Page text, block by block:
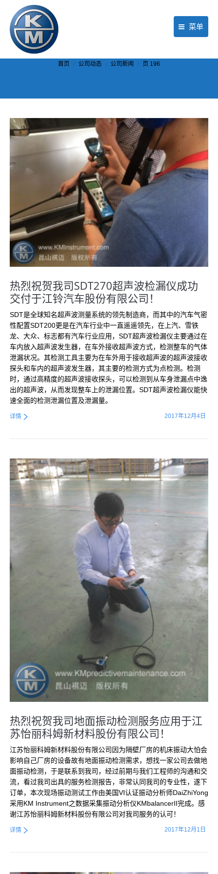
菜单
首页
行业应用
现场服务
公司动态
关于KM
联络我们
你在这里：
首页 公司动态 公司新闻 页 196
热烈祝贺我司SDT270超声波检漏仪成功
交付于江铃汽车股份有限公司！
SDT是全球知名超声波测量系统的领先制造商，而其中的汽车气密
性配置SDT200更是在汽车行业中一直遥遥领先，在上汽、雪铁
龙、大众、标志都有汽车行业应用，SDT超声波检漏仪主要通过在
车内放入超声波发生器，在车外接收超声波方式，检测整车的气体
泄漏状况。其检测工具主要为在车外用于接收超声波的超声波接收
探头和车内的超声波发生器，其主要的检测方式为点检测。检测
时，通过高精度的超声波接收探头，可以检测到从车身泄漏点中逸
出的超声波，从而发现整车上的泄漏位置。SDT超声波检漏仪能快
速全面的检测泄漏位置及泄漏量。
2017年12月4日
详情
热烈祝贺我司地面振动检测服务应用于江
苏怡丽科姆新材料股份有限公司！
江苏怡丽科姆新材料股份有限公司因为隔壁厂房的机床振动大怕会
影响自己厂房的设备故有地面振动检测需求，想找一家公司去做地
面振动检测，于是联系到我司，经过前期与我们工程师的沟通和交
流，看过我司出具的服务检测报告，非常认同我司的专业性，遂下
订单，本次现场振动测试工作由美国VI认证振动分析师DaiZhiYong
采用KM Instrument之数据采集振动分析仪KMbalancerII完成。感
谢江苏怡丽科姆新材料股份有限公司对我司服务的认可！
2017年12月1日
详情